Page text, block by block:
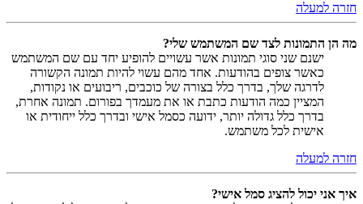
חזרה למעלה
מה הן התמונות לצד שם המשתמש שלי?
ישנם שני סוגי תמונות אשר עשויים להופיע יחד עם שם המשתמש
כאשר צופים בהודעות. אחד מהם עשוי להיות תמונה הקשורה
לדרגה שלך, בדרך כלל בצורה של כוכבים, ריבועים או נקודות,
המציין כמה הודעות כתבת או את מעמדך בפורום. תמונה אחרת,
בדרך כלל גדולה יותר, ידועה כסמל אישי ובדרך כלל ייחודית או
אישית לכל משתמש.
חזרה למעלה
איך אני יכול להציג סמל אישי?